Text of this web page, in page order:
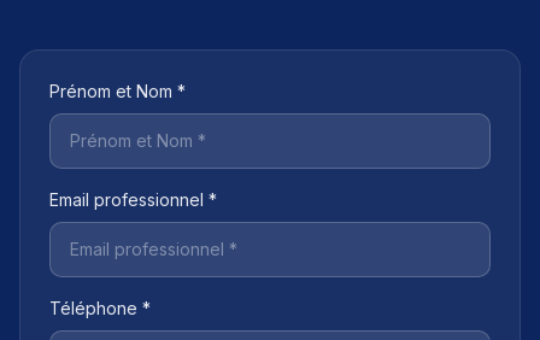
Prénom et Nom *
Email professionnel *
Téléphone *